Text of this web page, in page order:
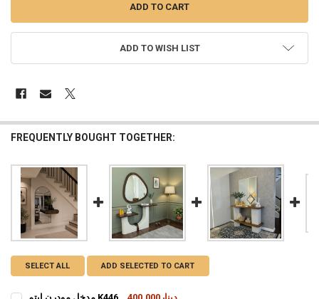
ADD TO WISH LIST
FREQUENTLY BOUGHT TOGETHER:
SELECT ALL ADD SELECTED TO CART